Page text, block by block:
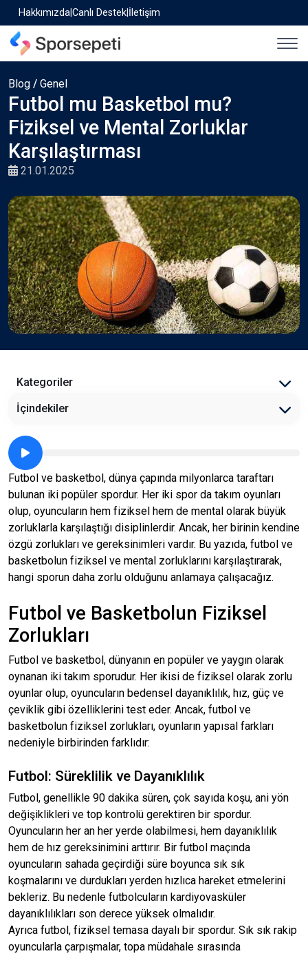
HakkımızdaCanlı Destek İletişim
Blog / Genel
Futbol mu Basketbol mu?
Fiziksel ve Mental Zorluklar
Karşılaştırması
21.01.2025
İçindekiler
Kategoriler
Futbol ve basketbol, dünya çapında milyonlarca taraftarı
bulunan iki popüler spordur. Her iki spor da takım oyunları
olup, oyuncuların hem fiziksel hem de mental olarak büyük
zorluklarla karşılaştığı disiplinlerdir. Ancak, her birinin kendine
özgü zorlukları ve gereksinimleri vardır. Bu yazıda, futbol ve
basketbolun fiziksel ve mental zorluklarını karşılaştırarak,
hangi sporun daha zorlu olduğunu anlamaya çalışacağız.
Futbol ve Basketbolun Fiziksel
Zorlukları
Futbol ve basketbol, dünyanın en popüler ve yaygın olarak
oynanan iki takım sporudur. Her ikisi de fiziksel olarak zorlu
oyunlar olup, oyuncuların bedensel dayanıklılık, hız, güç ve
çeviklik gibi özelliklerini test eder. Ancak, futbol ve
basketbolun fiziksel zorlukları, oyunların yapısal farkları
nedeniyle birbirinden farklıdır:
Futbol: Süreklilik ve Dayanıklılık
Futbol, genellikle 90 dakika süren, çok sayıda koşu, ani yön
değişiklikleri ve top kontrolü gerektiren bir spordur.
Oyuncuların her an her yerde olabilmesi, hem dayanıklılık
hem de hız gereksinimini arttırır. Bir futbol maçında
oyuncuların sahada geçirdiği süre boyunca sık sık
koşmalarını ve durdukları yerden hızlıca hareket etmelerini
bekleriz. Bu nedenle futbolcuların kardiyovasküler
dayanıklılıkları son derece yüksek olmalıdır.
Ayrıca futbol, fiziksel temasa dayalı bir spordur. Sık sık rakip
oyuncularla çarpışmalar, topa müdahale sırasında